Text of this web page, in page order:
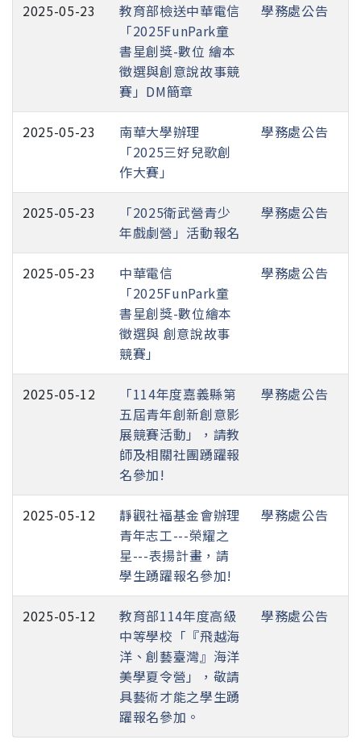
2025-05-23
教育部檢送中華電信
「2025FunPark童
書星創獎-數位 繪本
徵選與創意說故事競
賽」DM簡章
學務處公告
2025-05-23
南華大學辦理
「2025三好兒歌創
作大賽」
學務處公告
2025-05-23
「2025衛武營青少
年戲劇營」活動報名
學務處公告
2025-05-23
中華電信
「2025FunPark童
書星創獎-數位繪本
徵選與 創意說故事
競賽」
學務處公告
2025-05-12
「114年度嘉義縣第
五屆青年創新創意影
展競賽活動」，請教
師及相關社團踴躍報
名參加!
學務處公告
2025-05-12
靜觀社福基金會辦理
青年志工---榮耀之
星---表揚計畫，請
學生踴躍報名參加!
學務處公告
2025-05-12
教育部114年度高級
中等學校「『飛越海
洋、創藝臺灣』海洋
美學夏令營」，敬請
具藝術才能之學生踴
躍報名參加。
學務處公告